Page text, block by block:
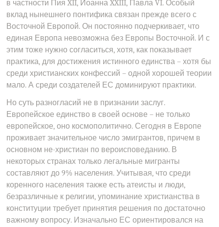
в частности Пия XII, Иоанна XXIII, Павла VI. Особый
вклад нынешнего понтифика связан прежде всего с
Восточной Европой. Он постоянно подчеркивает, что
единая Европа невозможна без Европы Восточной. И с
этим тоже нужно согласиться, хотя, как показывает
практика, для достижения истинного единства – хотя бы
среди христианских конфессий – одной хорошей теории
мало. А среди создателей ЕС доминируют практики.
Но суть разногласий не в признании заслуг.
Европейское единство в своей основе – не только
европейское, оно космополитично. Сегодня в Европе
проживает значительное число эмигрантов, причем в
основном не-христиан по вероисповеданию. В
некоторых странах только легальные мигранты
составляют до 9% населения. Учитывая, что среди
коренного населения также есть атеисты и люди,
безразличные к религии, упоминание христианства в
конституции требует принятия решения по достаточно
важному вопросу. Изначально ЕС ориентировался на